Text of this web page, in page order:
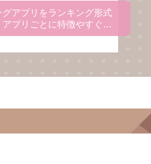
アプリをランキング形式
プリごとに特徴やすぐに
ているので、マッチング